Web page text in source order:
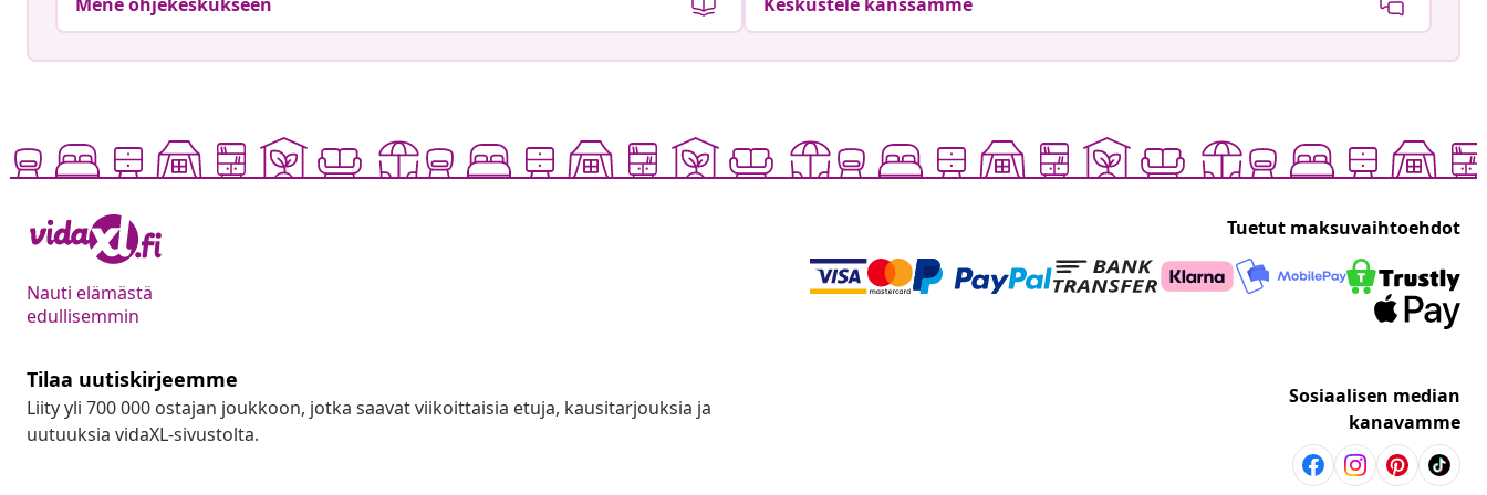
Mene ohjekeskukseen Keskustele kanssamme
Nauti elämästä
edullisemmin
Tuetut maksuvaihtoehdot
Tilaa uutiskirjeemme
Liity yli 700 000 ostajan joukkoon, jotka saavat viikoittaisia etuja, kausitarjouksia ja
uutuuksia vidaXL-sivustolta.
Sosiaalisen median
kanavamme